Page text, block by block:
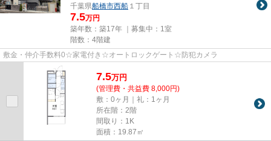
千葉県船橋市西船 １丁目
7.5万円
築年数：築17年 ｜募集中： 1室
階数：4階建
敷金・仲介手数料0☆家電付き☆オートロックゲート☆防犯カメラ
7.5万円
(管理費・共益費 8,000円)
敷：0ヶ月｜礼：1ヶ月
所在階：2階
間取り：1K
面積：19.87㎡